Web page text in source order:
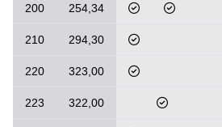
200 254,34
210 294,30
220 323,00
223 322,00